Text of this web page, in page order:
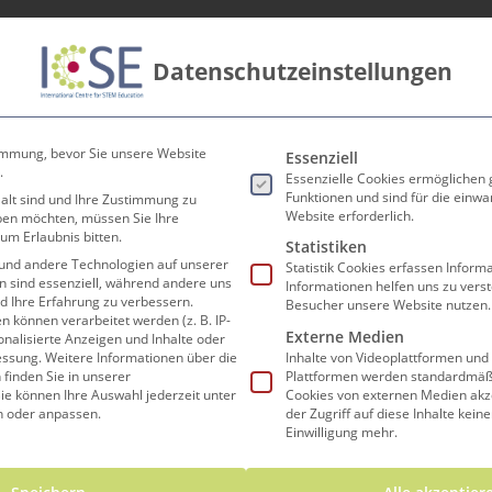
Lehrer*innen Forschen und Lehren
Datenschutzeinstellungen
bevor Sie unsere Website
sind und Ihre Zustimmung zu
möchten, müssen Sie Ihre
Erlaubnis bitten.
andere Technologien auf unserer
sind essenziell, während andere uns
Ihre Erfahrung zu verbessern.
können verarbeitet werden (z. B. IP-
Anzeigen und Inhalte oder
Weitere Informationen über die
Sie in unserer
können Ihre Auswahl jederzeit unter
oder anpassen.
Es folgt eine Liste der
Essenziell
Essenzielle Cookies ermöglichen
Funktionen und sind für die
Website erforderlich.
Statistiken
Statistik Cookies erfassen
Informationen helfen uns zu
Besucher unsere Website nutzen.
Externe Medien
Inhalte von Videoplattformen
Plattformen werden
Cookies von externen Medien
der Zugriff auf diese Inhalte
Einwilligung mehr.